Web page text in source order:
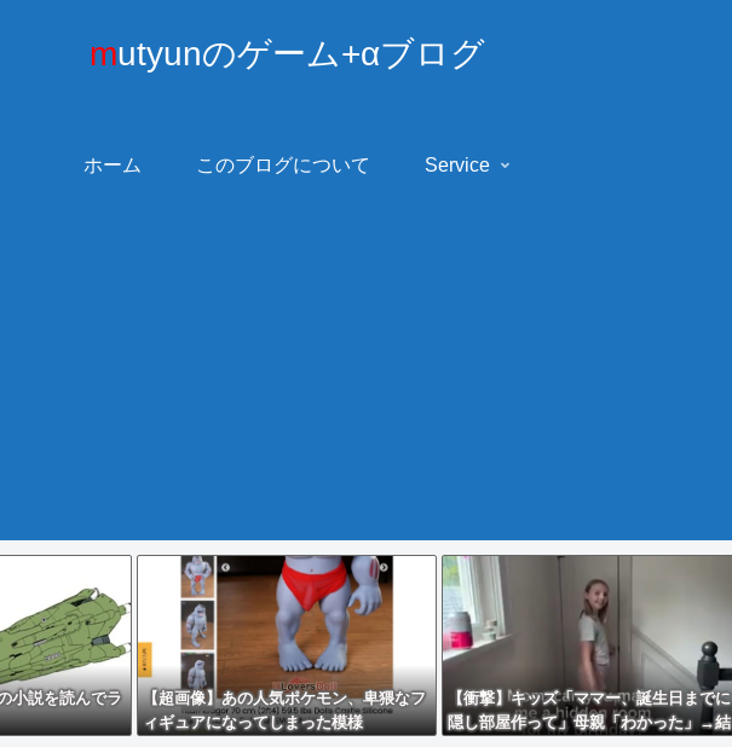
mutyunのゲーム+αブログ
ホーム このブログについて Service
小説を読んでラ
【超画像】あの人気ポケモン、卑猥なフ
ィギュアになってしまった模様
【衝撃】キッズ「ママー、誕生日までに
隠し部屋作って」母親「わかった」→結